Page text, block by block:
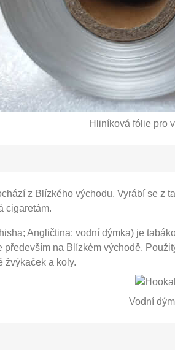
Hliníková fólie pro
z Blízkého východu. Vyrábí se z
cigaretám.
Angličtina: vodní dýmka) je
na Blízkém východě.
žvýkaček a koly.
Vodní